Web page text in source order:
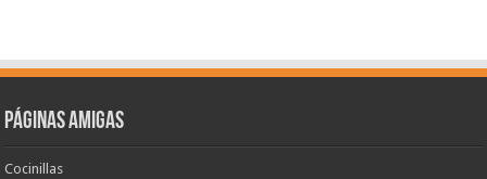
Páginas amigas
Cocinillas